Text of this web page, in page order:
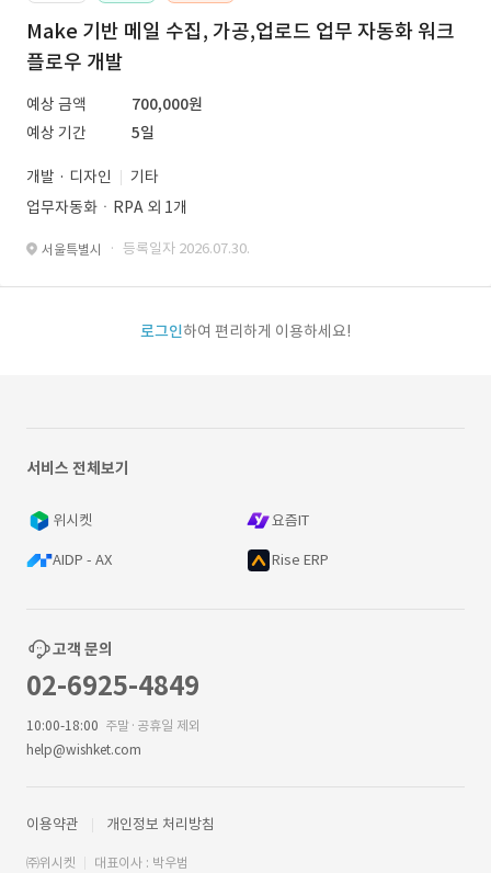
Make 기반 메일 수집, 가공,업로드 업무 자동화 워크
플로우 개발
예상 금액
700,000원
예상 기간
5일
개발 · 디자인
기타
업무자동화ㆍRPA 외 1개
서울특별시 · 등록일자 2026.07.30.
로그인하여 편리하게 이용하세요!
서비스 전체보기
위시켓 요즘IT
AIDP - AX Rise ERP
고객 문의
02-6925-4849
10:00-18:00 주말·공휴일 제외
help@wishket.com
이용약관 개인정보 처리방침
㈜위시켓 대표이사 : 박우범